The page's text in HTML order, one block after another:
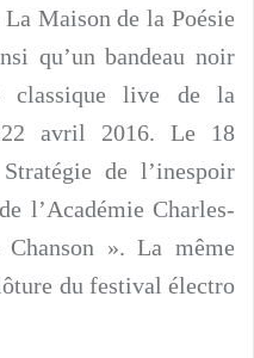
Maison de la Poésie
qu’un bandeau noir
classique live de la
avril 2016. Le 18
de l’inespoir
l’Académie Charles-
». La même
du festival électro